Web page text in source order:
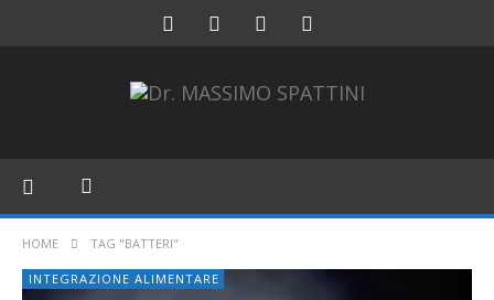
HOME TAG "BATTERI"
INTEGRAZIONE ALIMENTARE